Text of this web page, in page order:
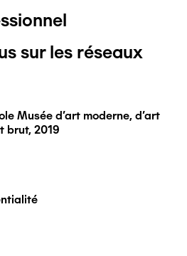
sur les réseaux
Musée d'art moderne, d'art
brut, 2019